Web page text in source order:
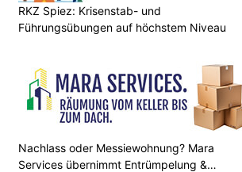
RKZ Spiez: Krisenstab- und
Führungsübungen auf höchstem Niveau
Nachlass oder Messiewohnung? Mara
Services übernimmt Entrümpelung &